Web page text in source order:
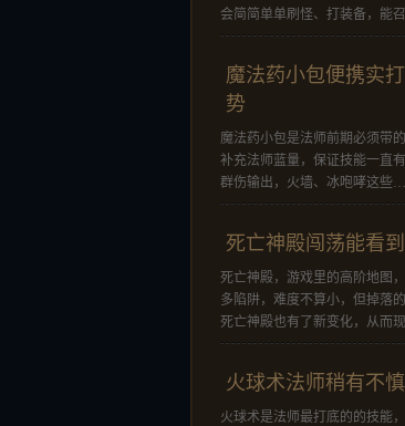
会简简单单刷怪、打装备，能
魔法药小包便携实
势
魔法药小包是法师前期必须带
补充法师蓝量，保证技能一直
群伤输出，火墙、冰咆哮这些…
死亡神殿闯荡能看
死亡神殿，游戏里的高阶地图
多陷阱，难度不算小，但掉落
死亡神殿也有了新变化，从而
火球术法师稍有不
火球术是法师最打底的的技能